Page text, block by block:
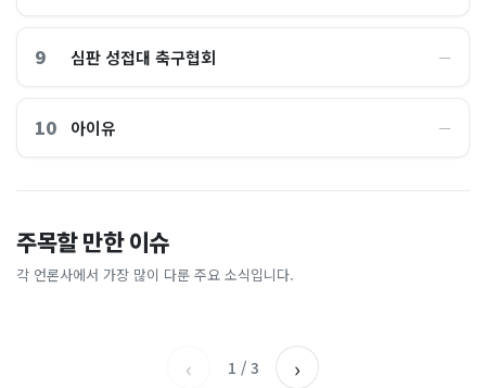
9 심판 성접대 축구협회 ―
10 아이유 ―
주목할 만한 이슈
각 언론사에서 가장 많이 다룬 주요 소식입니다.
이 대통령 사관학교 통합 발언
에…“서울대 법대·충암고도
없애나”
채널A
라 출렁이는 日증시
아시아경제
총리 영상에 "대체 뭐냐" 발
칵‥日 배우도 "미친 짓"
실체, 은밀하게…[중국나라]
‹ 1 / 3 ›